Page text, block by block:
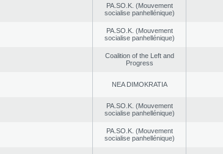
PA.SO.K. (Mouvement
socialise panhellénique)
PA.SO.K. (Mouvement
socialise panhellénique)
Coalition of the Left and
Progress
NEA DΙMOKRATIA
PA.SO.K. (Mouvement
socialise panhellénique)
PA.SO.K. (Mouvement
socialise panhellénique)